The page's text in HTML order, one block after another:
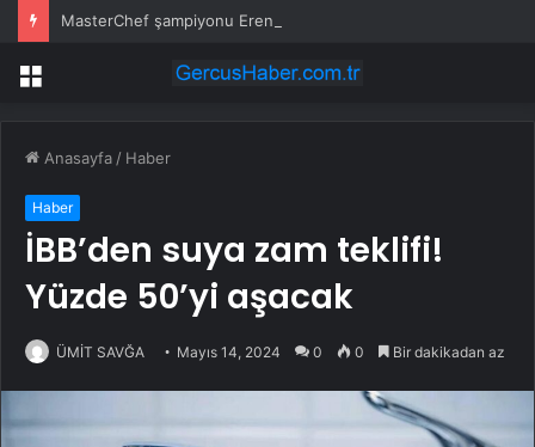
Menü
Anasayfa / Haber
Haber
İBB’den suya zam teklifi!
Yüzde 50’yi aşacak
ÜMİT SAVĞA Mayıs 14, 2024 0 0 Bir dakikadan az